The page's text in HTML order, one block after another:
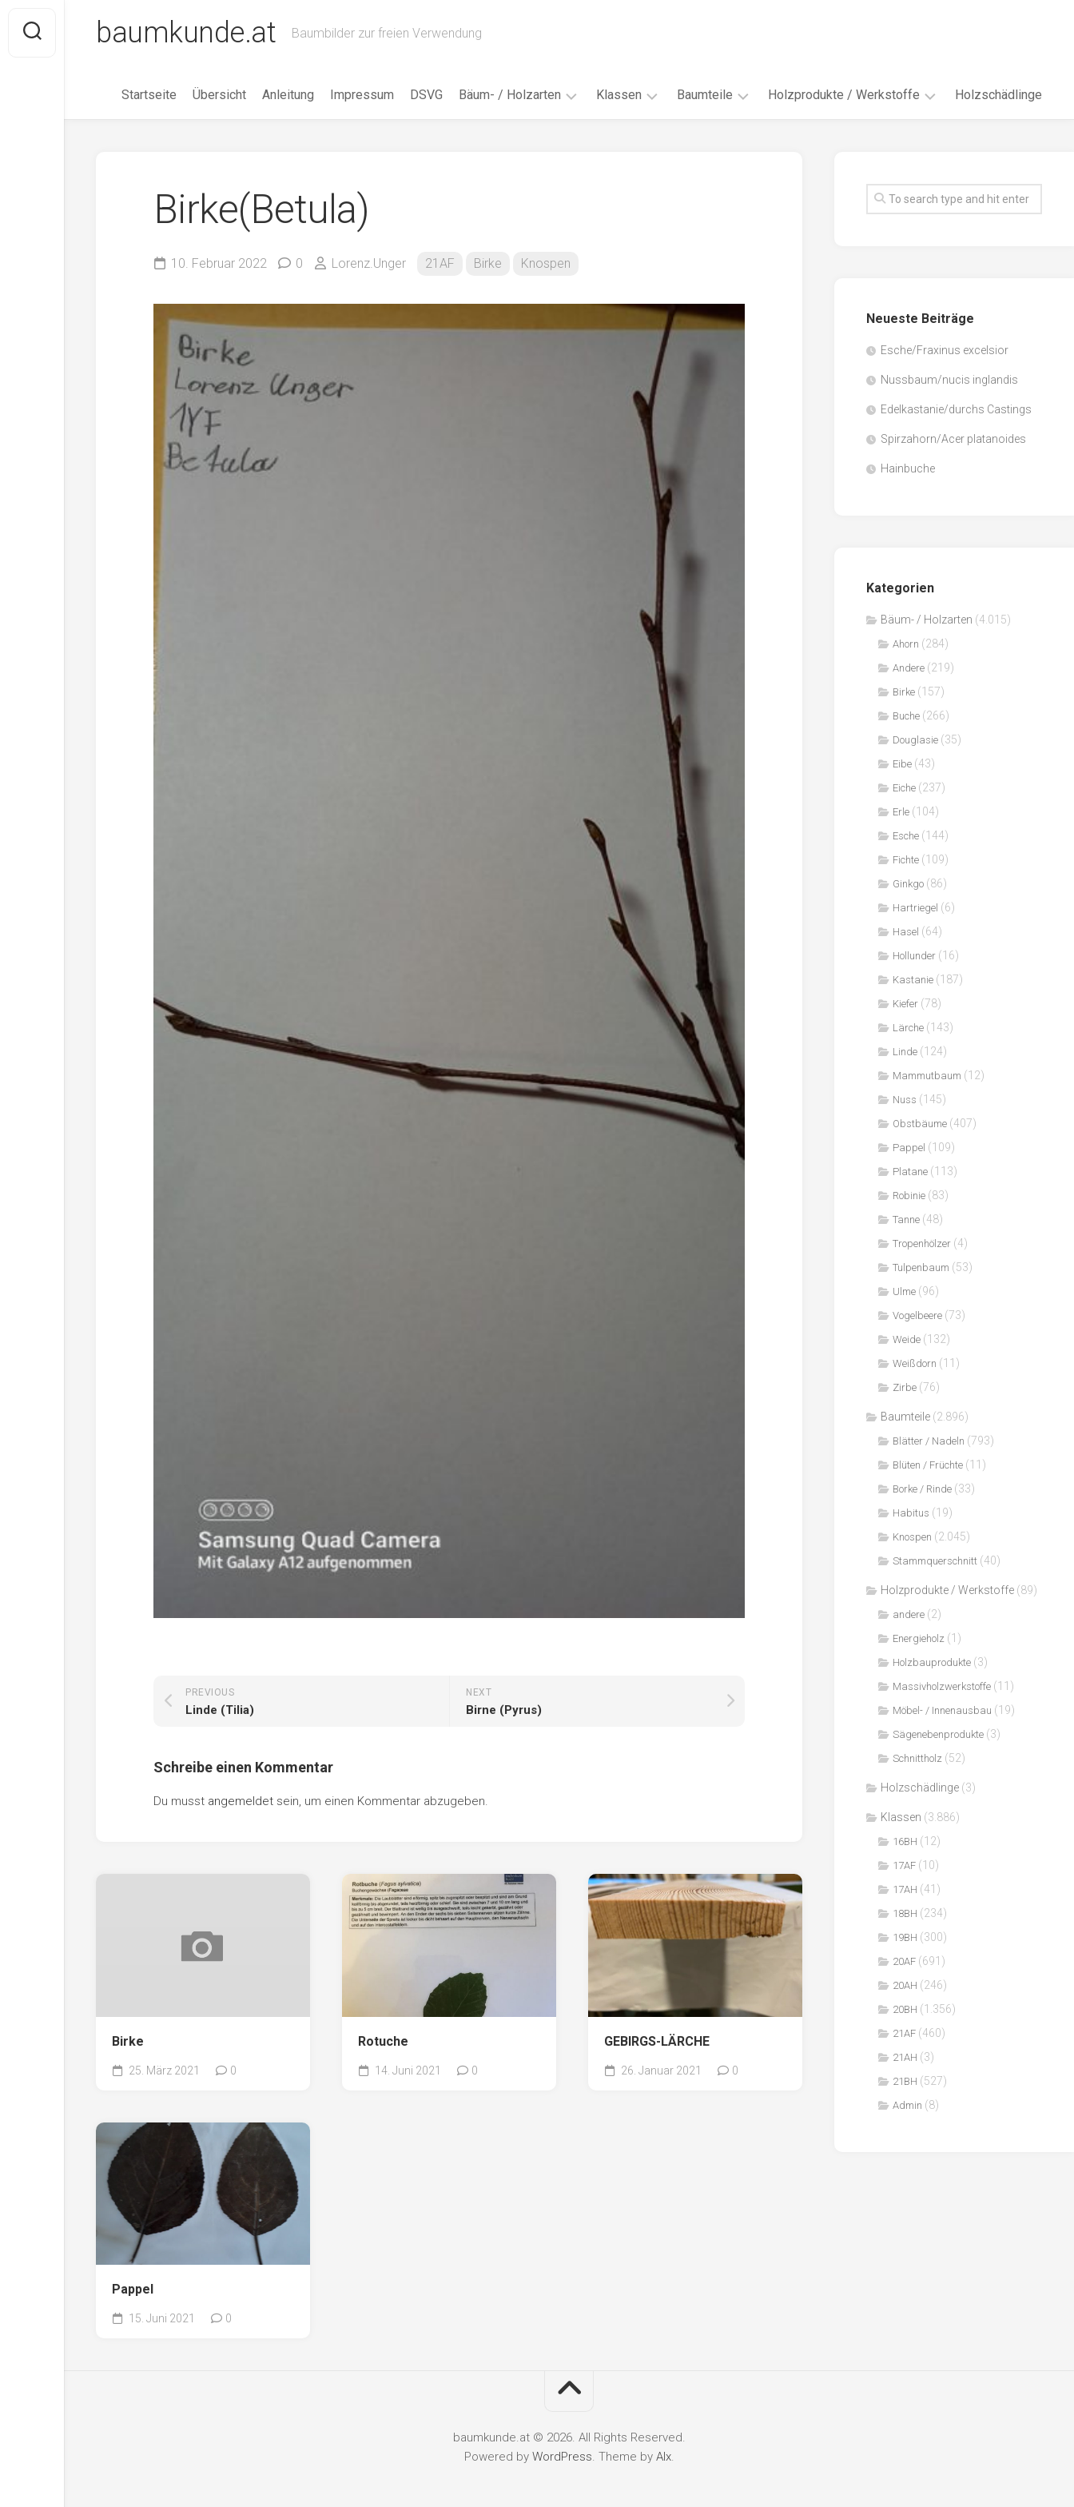
content
baumkunde.at Baumbilder zur freien Verwendung
Startseite Übersicht Anleitung Impressum DSVG Bäum- / Holzarten
Eibe
Klassen
18AH
18BH
19AH
19BH
Baumteile
Knospen
Holzprodukte / Werkstoffe
Faserwerkstoffe
Sägenebenprodukte
Holzschädlinge
Birke(Betula)
10. Februar 2022 0 Lorenz.Unger 21AF Birke Knospen
NEXT
Birne (Pyrus)
PREVIOUS
Linde (Tilia)
Schreibe einen Kommentar
Du musst angemeldet sein, um einen Kommentar abzugeben.
Birke
25. März 2021 0
Rotuche
14. Juni 2021 0
GEBIRGS-LÄRCHE
26. Januar 2021 0
Pappel
15. Juni 2021 0
Neueste Beiträge
Esche/Fraxinus excelsior
Nussbaum/nucis inglandis
Edelkastanie/durchs Castings
Spirzahorn/Acer platanoides
Hainbuche
Kategorien
Bäum- / Holzarten (4.015)
Ahorn (284)
Andere (219)
Birke (157)
Buche (266)
Douglasie (35)
Eibe (43)
Eiche (237)
Erle (104)
Esche (144)
Fichte (109)
Ginkgo (86)
Hartriegel (6)
Hasel (64)
Hollunder (16)
Kastanie (187)
Kiefer (78)
Lärche (143)
Linde (124)
Mammutbaum (12)
Nuss (145)
Obstbäume (407)
Pappel (109)
Platane (113)
Robinie (83)
Tanne (48)
Tropenhölzer (4)
Tulpenbaum (53)
Ulme (96)
Vogelbeere (73)
Weide (132)
Weißdorn (11)
Zirbe (76)
Baumteile (2.896)
Blätter / Nadeln (793)
Blüten / Früchte (11)
Borke / Rinde (33)
Habitus (19)
Knospen (2.045)
Stammquerschnitt (40)
Holzprodukte / Werkstoffe (89)
andere (2)
Energieholz (1)
Holzbauprodukte (3)
Massivholzwerkstoffe (11)
Möbel- / Innenausbau (19)
Sägenebenprodukte (3)
Schnittholz (52)
Holzschädlinge (3)
Klassen (3.886)
16BH (12)
17AF (10)
17AH (41)
18BH (234)
19BH (300)
20AF (691)
20AH (246)
20BH (1.356)
21AF (460)
21AH (3)
21BH (527)
Admin (8)
baumkunde.at © 2026. All Rights Reserved.
Powered by WordPress. Theme by Alx.